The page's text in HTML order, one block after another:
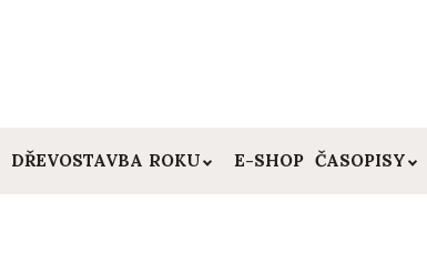
DŘEVOSTAVBA ROKU E-SHOP ČASOPISY